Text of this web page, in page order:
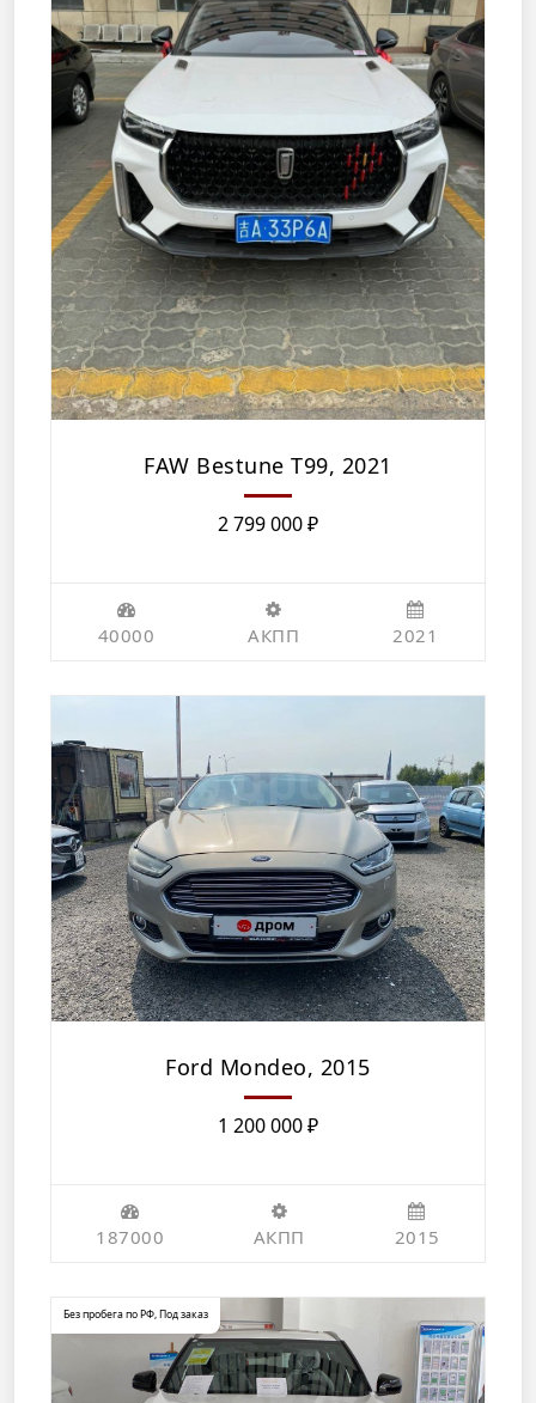
FAW Bestune T99, 2021
2 799 000₽
40000 АКПП 2021
Ford Mondeo, 2015
1 200 000₽
187000 АКПП 2015
Без пробега по РФ,Под заказ